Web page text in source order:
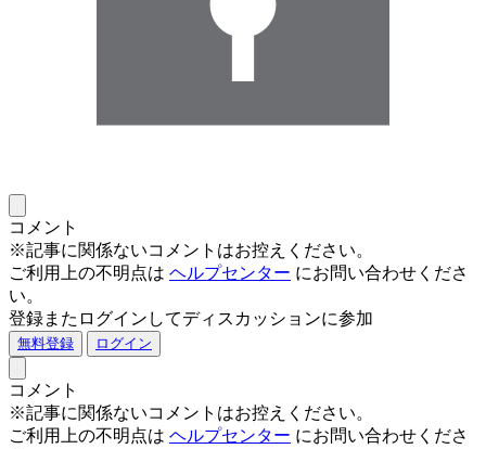
コメント
※記事に関係ないコメントはお控えください。
ご利用上の不明点は ヘルプセンター にお問い合わせくださ
い。
登録またログインしてディスカッションに参加
無料登録 ログイン
コメント
※記事に関係ないコメントはお控えください。
ご利用上の不明点は ヘルプセンター にお問い合わせくださ